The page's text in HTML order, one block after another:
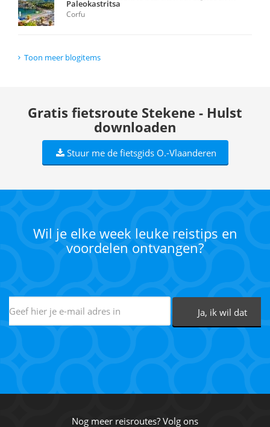
Paleokastritsa
Corfu
Toon meer blogitems
Gratis fietsroute Stekene - Hulst
downloaden
Stuur me de fietsgids O.-Vlaanderen
Wil je elke week leuke reistips en
voordelen ontvangen?
Nog meer reisroutes? Volg ons